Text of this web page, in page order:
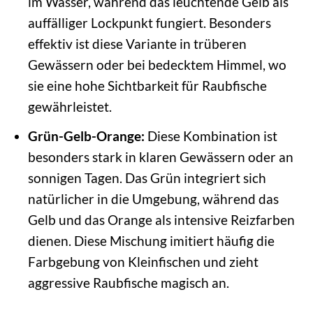
auffälliger Lockpunkt fungiert. Besonders
effektiv ist diese Variante in trüberen
Gewässern oder bei bedecktem Himmel, wo
sie eine hohe Sichtbarkeit für Raubfische
gewährleistet.
Grün-Gelb-Orange: Diese Kombination ist
besonders stark in klaren Gewässern oder an
sonnigen Tagen. Das Grün integriert sich
natürlicher in die Umgebung, während das
Gelb und das Orange als intensive Reizfarben
dienen. Diese Mischung imitiert häufig die
Farbgebung von Kleinfischen und zieht
aggressive Raubfische magisch an.